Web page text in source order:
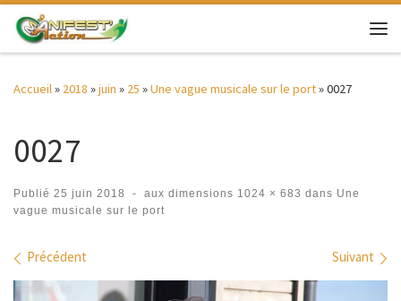
Passer au contenu
Accueil» 2018 »juin » 25 »Une vague musicale sur le port»0027
0027
Publié 25 juin 2018 - aux dimensions 1024 × 683 dans Une
vague musicale sur le port
Navigation des images
Précédent Suivant